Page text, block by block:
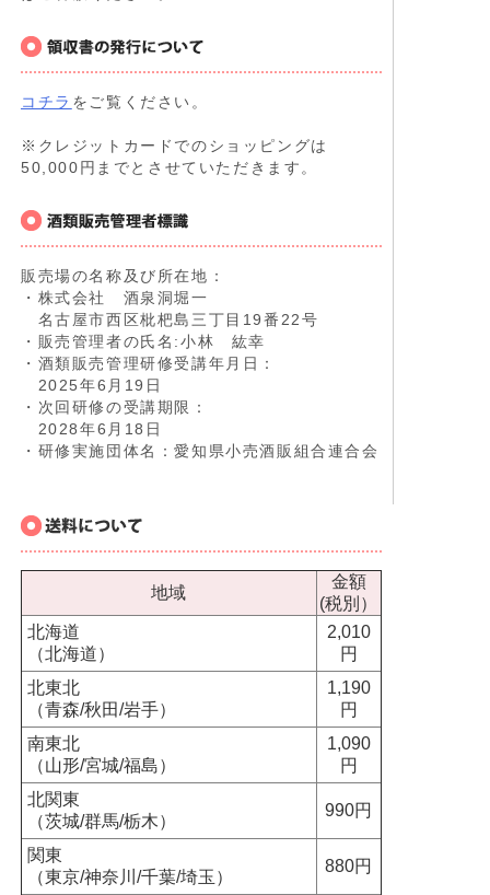
コチラ をご覧ください。
※クレジットカードでのショッピングは
50,000円までとさせていただきます。
販売場の名称及び所在地：
・株式会社 酒泉洞堀一
名古屋市西区枇杷島三丁目19番22号
・販売管理者の氏名:小林 紘幸
・酒類販売管理研修受講年月日：
2025年6月19日
・次回研修の受講期限：
2028年6月18日
・研修実施団体名：愛知県小売酒販組合連合会
地域
金額
(税別）
北海道
（北海道）
2,010
円
北東北
（青森/秋田/岩手）
1,190
円
南東北
（山形/宮城/福島）
1,090
円
北関東
（茨城/群馬/栃木）
990円
関東
（東京/神奈川/千葉/埼玉）
880円